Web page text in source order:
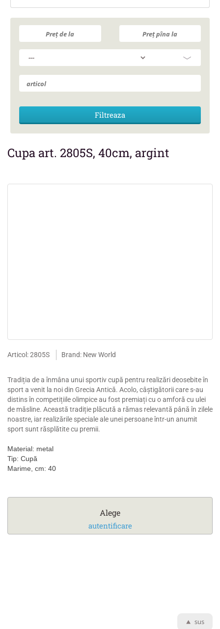
Cupa art. 2805S, 40cm, argint
Articol: 2805S Brand: New World
Tradiția de a înmâna unui sportiv cupă pentru realizări deosebite în
sport a venit la noi din Grecia Antică. Acolo, câștigătorii care s-au
distins în competițiile olimpice au fost premiați cu o amforă cu ulei
de măsline. Această tradiție plăcută a rămas relevantă până în zilele
noastre, iar realizările speciale ale unei persoane într-un anumit
sport sunt răsplătite cu premii.
Material: metal
Tip: Cupă
Marime, cm: 40
Alege
autentificare
sus